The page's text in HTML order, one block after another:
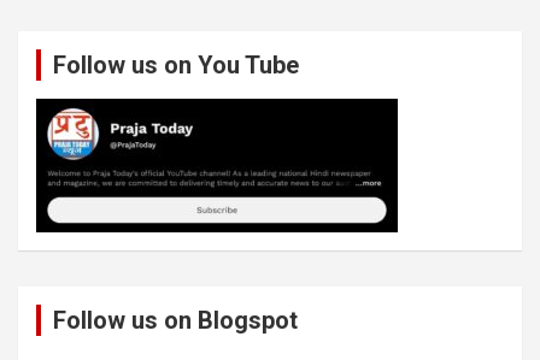
Follow us on You Tube
Follow us on Blogspot